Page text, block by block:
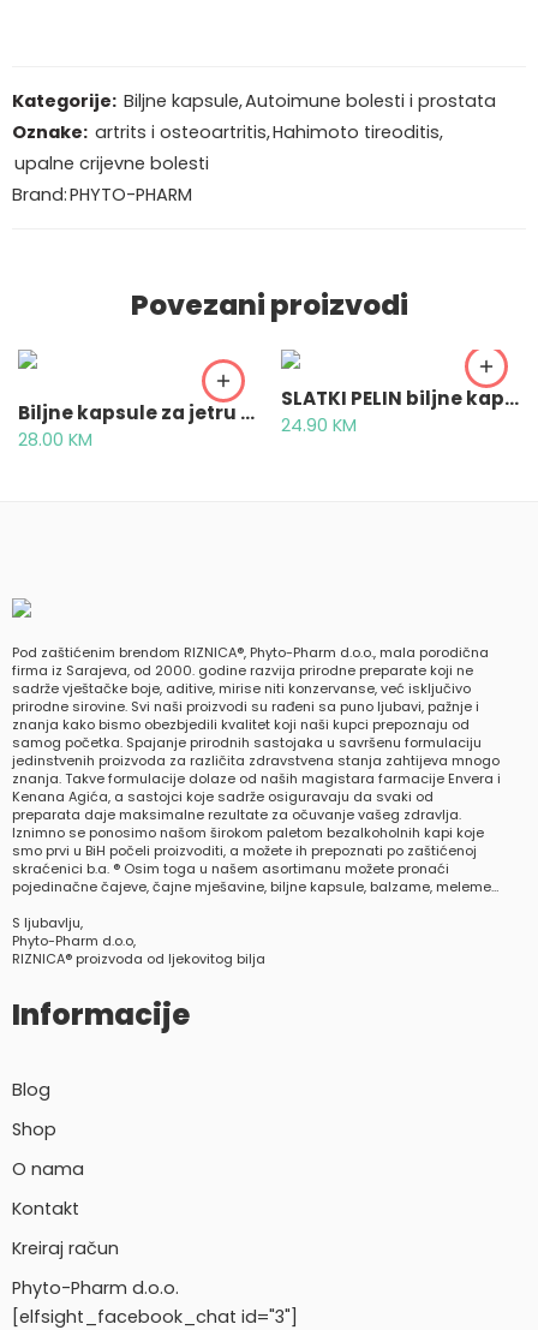
Kategorije: Biljne kapsule,Autoimune bolesti i prostata
Oznake: artrits i osteoartritis,Hahimoto tireoditis,
upalne crijevne bolesti
Brand:PHYTO-PHARM
Povezani proizvodi
Biljne kapsule za jetru HeparMIX® 100 kom
28.00 KM
SLATKI PELIN biljne kapsule 100kom
24.90 KM
Pod zaštićenim brendom RIZNICA®, Phyto-Pharm d.o.o., mala porodična
firma iz Sarajeva, od 2000. godine razvija prirodne preparate koji ne
sadrže vještačke boje, aditive, mirise niti konzervanse, već isključivo
prirodne sirovine. Svi naši proizvodi su rađeni sa puno ljubavi, pažnje i
znanja kako bismo obezbjedili kvalitet koji naši kupci prepoznaju od
samog početka. Spajanje prirodnih sastojaka u savršenu formulaciju
jedinstvenih proizvoda za različita zdravstvena stanja zahtijeva mnogo
znanja. Takve formulacije dolaze od naših magistara farmacije Envera i
Kenana Agića, a sastojci koje sadrže osiguravaju da svaki od
preparata daje maksimalne rezultate za očuvanje vašeg zdravlja.
Iznimno se ponosimo našom širokom paletom bezalkoholnih kapi koje
smo prvi u BiH počeli proizvoditi, a možete ih prepoznati po zaštićenoj
skraćenici b.a. ® Osim toga u našem asortimanu možete pronaći
pojedinačne čajeve, čajne mješavine, biljne kapsule, balzame, meleme…
S ljubavlju,
Phyto-Pharm d.o.o,
RIZNICA® proizvoda od ljekovitog bilja
Informacije
Blog
Shop
O nama
Kontakt
Kreiraj račun
Phyto-Pharm d.o.o.
[elfsight_facebook_chat id="3"]